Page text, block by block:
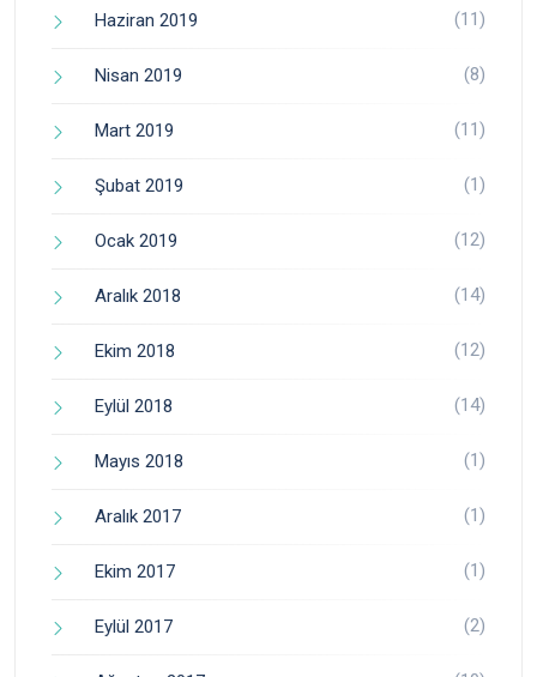
Haziran 2019 (11)
Nisan 2019 (8)
Mart 2019 (11)
Şubat 2019 (1)
Ocak 2019 (12)
Aralık 2018 (14)
Ekim 2018 (12)
Eylül 2018 (14)
Mayıs 2018 (1)
Aralık 2017 (1)
Ekim 2017 (1)
Eylül 2017 (2)